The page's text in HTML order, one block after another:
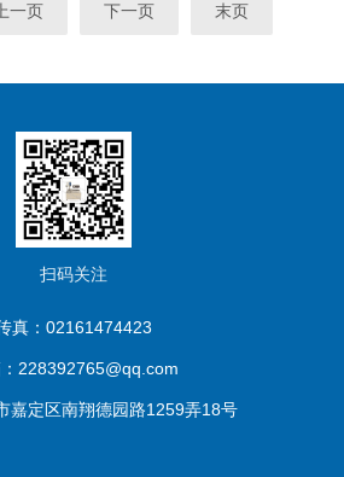
上一页 下一页 末页
扫码关注
真：02161474423
228392765@qq.com
嘉定区南翔德园路1259弄18号